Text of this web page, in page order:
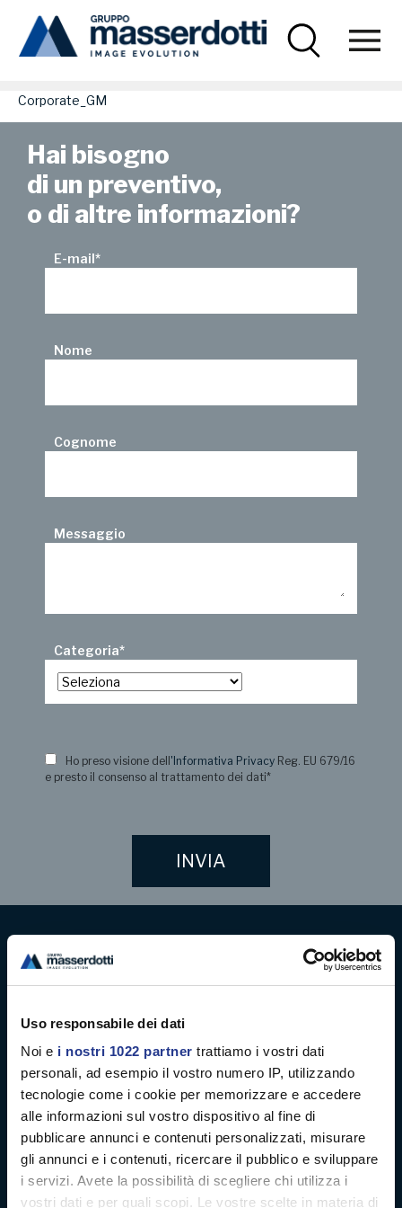
Uso responsabile dei dati
Noi e i nostri 1022 partner trattiamo i vostri dati
personali, ad esempio il vostro numero IP, utilizzando
tecnologie come i cookie per memorizzare e accedere
alle informazioni sul vostro dispositivo al fine di
pubblicare annunci e contenuti personalizzati, misurare
gli annunci e i contenuti, ricercare il pubblico e sviluppare
i servizi. Avete la possibilità di scegliere chi utilizza i
vostri dati e per quali scopi. Le vostre scelte in materia di
Corporate_GM
Hai bisogno
di un preventivo,
o di altre informazioni?
E-mail*
Nome
Cognome
Messaggio
Categoria*
Ho preso visione dell 'Informativa Privacy Reg. EU 679/16
e presto il consenso al trattamento dei dati*
Soft signage
Case history
Company profile
News